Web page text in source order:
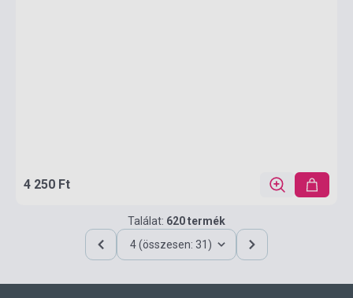
4 250 Ft
Találat: 620 termék
4 (összesen: 31)